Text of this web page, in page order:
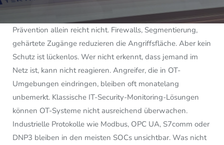
Prävention allein reicht nicht. Firewalls, Segmentierung,
gehärtete Zugänge reduzieren die Angriffsfläche. Aber kein
Schutz ist lückenlos. Wer nicht erkennt, dass jemand im
Netz ist, kann nicht reagieren. Angreifer, die in OT-
Umgebungen eindringen, bleiben oft monatelang
unbemerkt. Klassische IT-Security-Monitoring-Lösungen
können OT-Systeme nicht ausreichend überwachen.
Industrielle Protokolle wie Modbus, OPC UA, S7comm oder
DNP3 bleiben in den meisten SOCs unsichtbar. Was nicht